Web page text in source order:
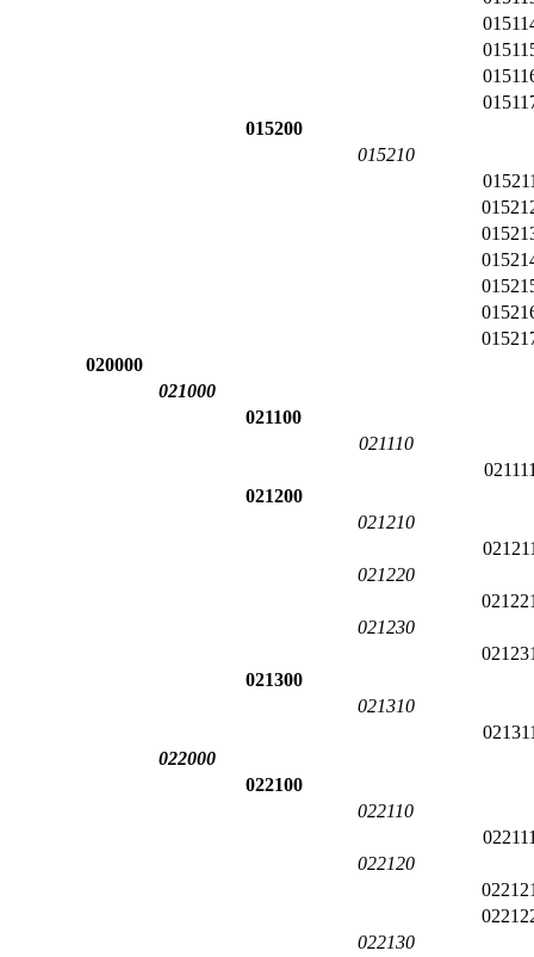
015200
015210
020000
021000
021100
021110
021200
021210
021220
021230
021300
021310
022000
022100
022110
022120
022130